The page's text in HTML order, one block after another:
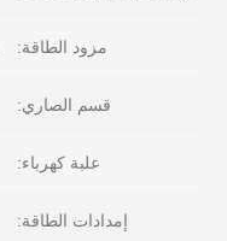
مزود الطاقة:
قسم الصاري:
علبة كهرباء:
إمدادات الطاقة: